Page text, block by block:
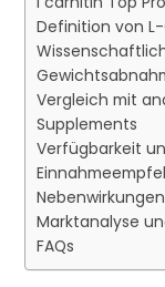
Definition von
Vergleich mit
Supplements
Verfügbarkeit
Marktanalyse
FAQs